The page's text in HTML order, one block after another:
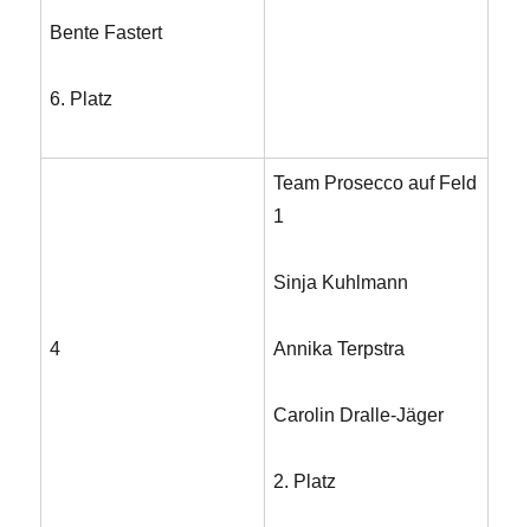
Bente Fastert
6. Platz
4
Team Prosecco auf Feld
1
Sinja Kuhlmann
Annika Terpstra
Carolin Dralle-Jäger
2. Platz